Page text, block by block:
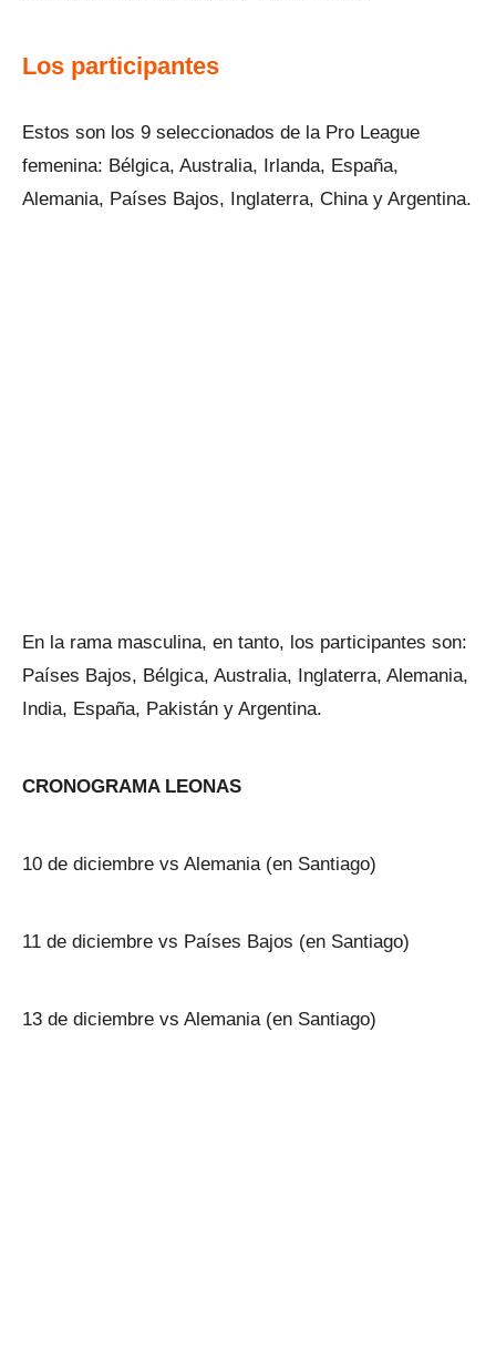
Los participantes
Estos son los 9 seleccionados de la Pro League
femenina: Bélgica, Australia, Irlanda, España,
Alemania, Países Bajos, Inglaterra, China y Argentina.
En la rama masculina, en tanto, los participantes son:
Países Bajos, Bélgica, Australia, Inglaterra, Alemania,
India, España, Pakistán y Argentina.
CRONOGRAMA LEONAS
10 de diciembre vs Alemania (en Santiago)
11 de diciembre vs Países Bajos (en Santiago)
13 de diciembre vs Alemania (en Santiago)